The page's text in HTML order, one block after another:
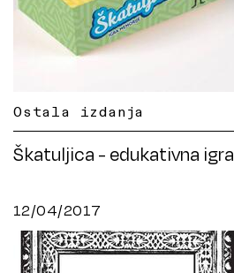
Ostala izdanja
Škatuljica - edukativna igra
12/04/2017